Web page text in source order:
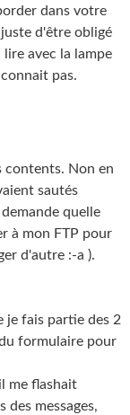
dans votre
d'être obligé
avec la lampe
pas.
contents. Non en
sautés
quelle
à mon FTP pour
d'autre :-a ).
je fais partie des 2
formulaire pour
me flashait
des messages,